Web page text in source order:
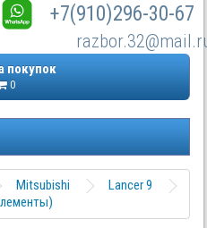
+7(910)296-30-67
покупок
0
Mitsubishi
Lancer 9